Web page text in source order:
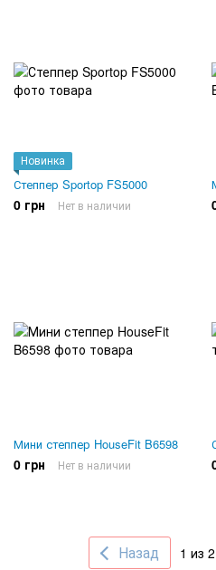
Новинка
Степпер Sportop FS5000
0 грн Нет в наличии
Мини степпер HouseFit B6598
0 грн Нет в наличии
Назад 1 из 2